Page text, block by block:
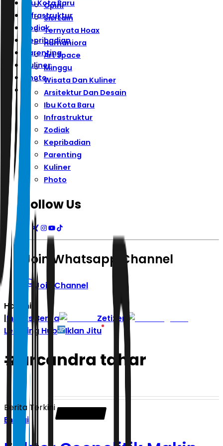
Ibu Kota Baru
Infrastruktur
Zodiak
Kepribadian
Parenting
Kuliner
Photo
Opini
Sisi Lain
Ternyata Hoax
Humaniora
Art Space
Minggu
Wisata Dan Kuliner
Arsitektur Dan Desain
Ibu Kota Baru
Infrastruktur
Zodiak
Kepribadian
Parenting
Kuliner
Photo
Follow Us
Join Whatsapp Channel
Join Channel
Hari ini
|Indeks Berita
Zetizen
Learning Hub
Iklan Jitu
# arcandra tahar
Berita Terkini
Energi